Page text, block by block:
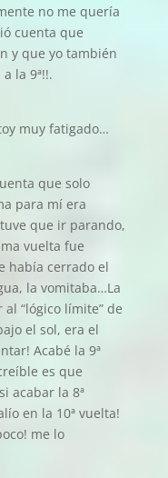
no me quería
cuenta que
y que yo también
la 9ª!!.
muy fatigado…
que solo
para mí era
que ir parando,
vuelta fue
había cerrado el
la vomitaba…La
“lógico límite” de
el sol, era el
Acabé la 9ª
es que
acabar la 8ª
en la 10ª vuelta!
me lo